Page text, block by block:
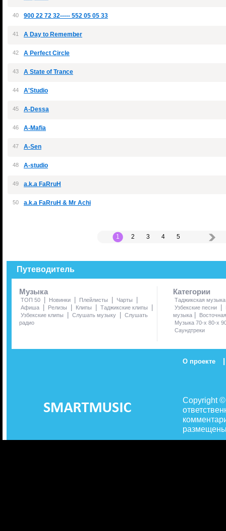
40 900 22 72 32----- 552 05 05 33
41 A Day to Remember
42 A Perfect Circle
43 A State of Trance
44 A'Studio
45 A-Dessa
46 A-Mafia
47 A-Sen
48 A-studio
49 a.k.a FaRruH
50 a.k.a FaRruH & Mr Achi
1 2 3 4 5
Путеводитель
Музыка
ТОП 50 Новинки Плейлисты Чарты
Афиша Релизы Клипы Таджикские клипы
Узбекские клипы Слушать музыку
Слушать
радио
Категории
Таджикская музыка
Узбекские песни
музыка
Музыка 70-х 80-х
Саундтреки
О проекте |
Copyright
размещены